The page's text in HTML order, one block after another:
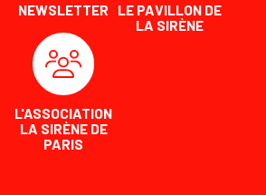
NEWSLETTER
LE PAVILLON DE
LA SIRÈNE
L'ASSOCIATION
LA SIRÈNE DE
PARIS